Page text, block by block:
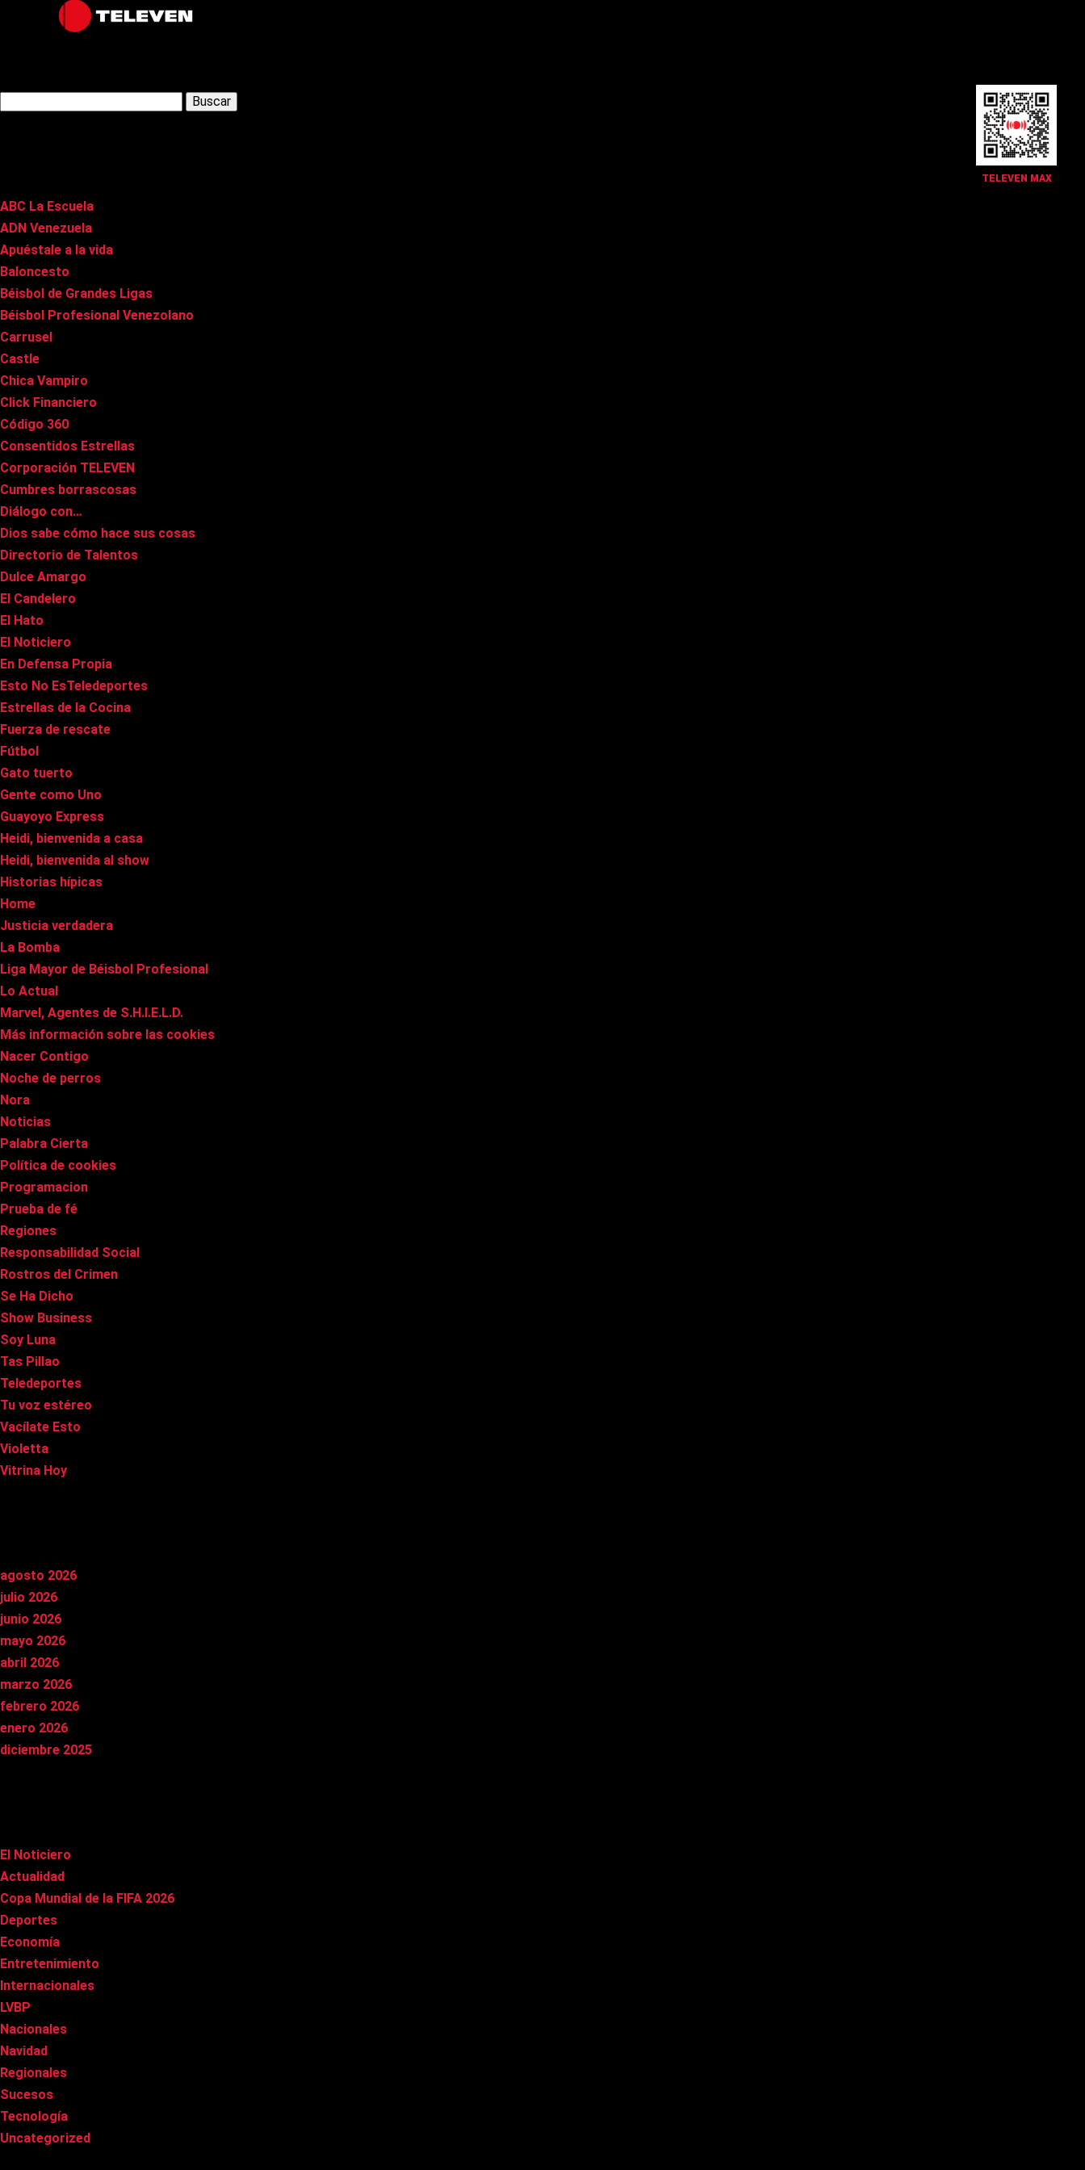
TELEVEN MAX
Latest Posts
ABC La Escuela
ADN Venezuela
Apuéstale a la vida
Baloncesto
Béisbol de Grandes Ligas
Béisbol Profesional Venezolano
Carrusel
Castle
Chica Vampiro
Click Financiero
Código 360
Consentidos Estrellas
Corporación TELEVEN
Cumbres borrascosas
Diálogo con…
Dios sabe cómo hace sus cosas
Directorio de Talentos
Dulce Amargo
El Candelero
El Hato
El Noticiero
En Defensa Propia
Esto No EsTeledeportes
Estrellas de la Cocina
Fuerza de rescate
Fútbol
Gato tuerto
Gente como Uno
Guayoyo Express
Heidi, bienvenida a casa
Heidi, bienvenida al show
Historias hípicas
Home
Justicia verdadera
La Bomba
Liga Mayor de Béisbol Profesional
Lo Actual
Marvel, Agentes de S.H.I.E.L.D.
Más información sobre las cookies
Nacer Contigo
Noche de perros
Nora
Noticias
Palabra Cierta
Política de cookies
Programacion
Prueba de fé
Regiones
Responsabilidad Social
Rostros del Crimen
Se Ha Dicho
Show Business
Soy Luna
Tas Pillao
Teledeportes
Tu voz estéreo
Vacílate Esto
Violetta
Vitrina Hoy
agosto 2026
julio 2026
junio 2026
mayo 2026
abril 2026
marzo 2026
febrero 2026
enero 2026
diciembre 2025
El Noticiero
Actualidad
Copa Mundial de la FIFA 2026
Deportes
Economía
Entretenimiento
Internacionales
LVBP
Nacionales
Navidad
Regionales
Sucesos
Tecnología
Uncategorized